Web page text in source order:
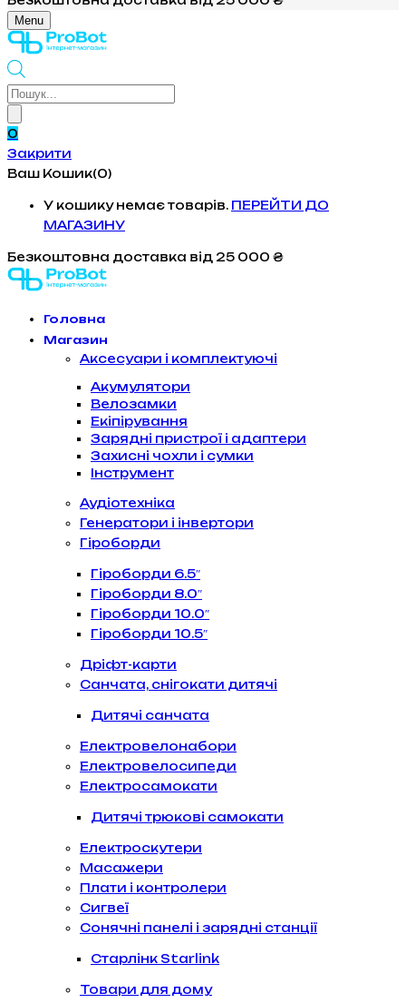
Menu
Products
0
Закрити
Ваш Кошик(0)
У кошику немає товарів. ПЕРЕЙТИ ДО
МАГАЗИНУ
Безкоштовна доставка від 25 000 ₴
Головна
Магазин
Аксесуари і комплектуючі
Акумулятори
Велозамки
Екіпірування
Зарядні пристрої і адаптери
Захисні чохли і сумки
Інструмент
Аудіотехніка
Генератори і інвертори
Гіроборди
Гіроборди 6.5″
Гіроборди 8.0″
Гіроборди 10.0″
Гіроборди 10.5″
Дріфт-карти
Санчата, снігокати дитячі
Дитячі санчата
Електровелонабори
Електровелосипеди
Електросамокати
Дитячі трюкові самокати
Електроскутери
Масажери
Плати і контролери
Сигвеї
Сонячні панелі і зарядні станції
Старлінк Starlink
Товари для дому